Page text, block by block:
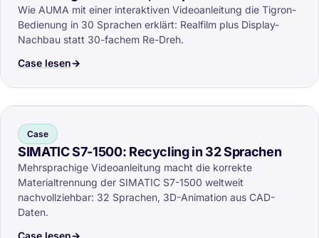
Wie AUMA mit einer interaktiven Videoanleitung die Tigron-
Bedienung in 30 Sprachen erklärt: Realfilm plus Display-
Nachbau statt 30-fachem Re-Dreh.
Case lesen
Case
SIMATIC S7-1500: Recycling in 32 Sprachen
Mehrsprachige Videoanleitung macht die korrekte
Materialtrennung der SIMATIC S7-1500 weltweit
nachvollziehbar: 32 Sprachen, 3D-Animation aus CAD-
Daten.
Case lesen